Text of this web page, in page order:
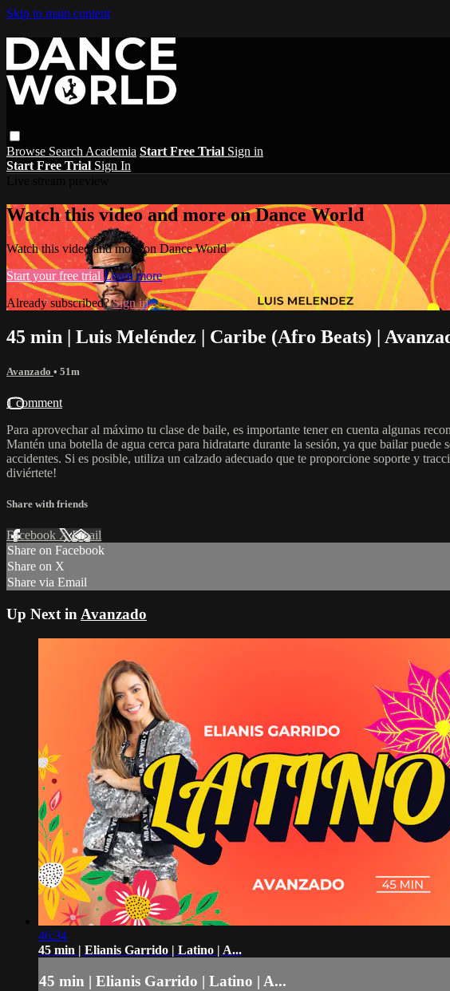
Skip to main content
Browse Search Academia Start Free Trial Sign in
Start Free Trial Sign In
Watch this video and more on Dance World
Watch this video and more on Dance World
Start your free trial Learn more
Already subscribed?Sign in
45 min | Luis Meléndez | Caribe (Afro Beats) |
Avanzado • 51m
1 comment
Para aprovechar al máximo tu clase de baile, es importante tener en cuenta algunas
Mantén una botella de agua cerca para hidratarte durante la sesión, ya que bailar
accidentes. Si es posible, utiliza un calzado adecuado que te proporcione soporte y
diviértete!
Share with friends
Facebook XEmail
Share on Facebook
Share on X
Share via Email
Up Next in Avanzado
46:34
45 min | Elianis Garrido | Latino | A...
45 min | Elianis Garrido | Latino | A...